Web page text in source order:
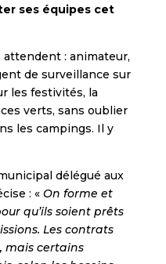
ses équipes cet
attendent : animateur,
de surveillance sur
les festivités, la
verts, sans oublier
les campings. Il y
délégué aux
: « On forme et
qu’ils soient prêts
Les contrats
mais certains